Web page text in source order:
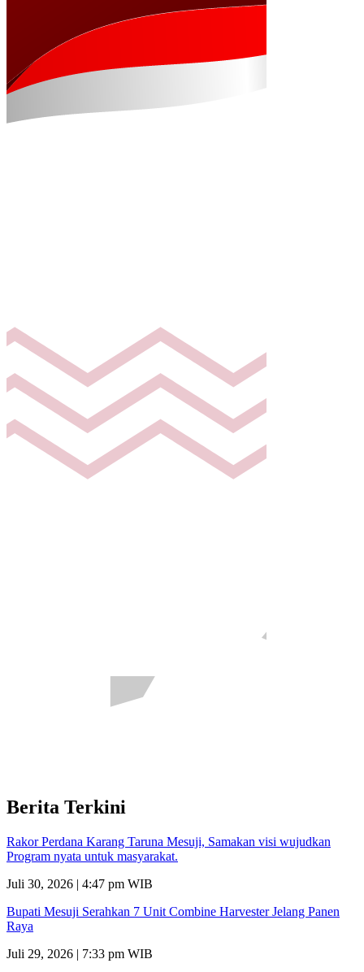
Berita Terkini
Rakor Perdana Karang Taruna Mesuji, Samakan visi wujudkan
Program nyata untuk masyarakat.
Juli 30, 2026 | 4:47 pm WIB
Bupati Mesuji Serahkan 7 Unit Combine Harvester Jelang Panen
Raya
Juli 29, 2026 | 7:33 pm WIB